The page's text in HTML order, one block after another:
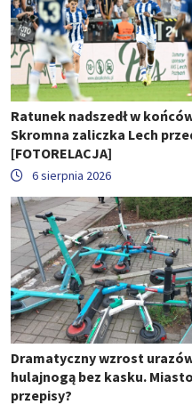
Ratunek nadszedł w
Skromna zaliczka Lech
[FOTORELACJA]
6 sierpnia 2026
Dramatyczny wzrost
hulajnogą bez kasku.
przepisy?